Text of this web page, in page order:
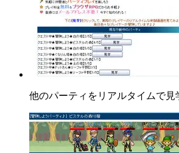
他のパーティをリアルタイムで見